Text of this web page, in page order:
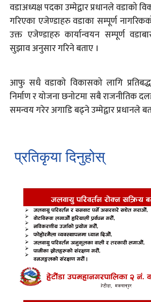
वडाअध्यक्ष पदका उम्मेद्वार प्रधानले वडाको
गरिएका एजेण्डाहरु वडाका सम्पूर्ण
उक्त एजेण्डाहरु कार्यान्वयन सम्पूर्ण
सुझाव अनुसार गरिने बताए ।
आफु सधै वडाको विकासको लागि
निर्माण र योजना छनोटमा सबै राजनीतिक
समन्वय गरेर अगाडि बढ्ने उम्मेद्वार प्रधानले
प्रतिकृया दिनुहोस्